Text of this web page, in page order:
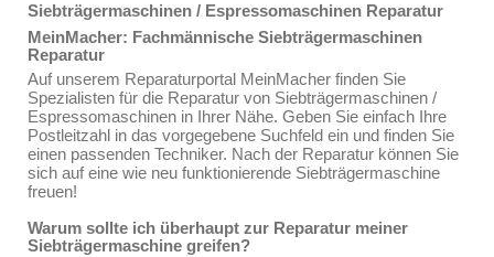
Siebträgermaschinen / Espressomaschinen Reparatur
MeinMacher: Fachmännische Siebträgermaschinen
Reparatur
Auf unserem Reparaturportal MeinMacher finden Sie
Spezialisten für die Reparatur von Siebträgermaschinen /
Espressomaschinen in Ihrer Nähe. Geben Sie einfach Ihre
Postleitzahl in das vorgegebene Suchfeld ein und finden Sie
einen passenden Techniker. Nach der Reparatur können Sie
sich auf eine wie neu funktionierende Siebträgermaschine
freuen!
Warum sollte ich überhaupt zur Reparatur meiner
Siebträgermaschine greifen?